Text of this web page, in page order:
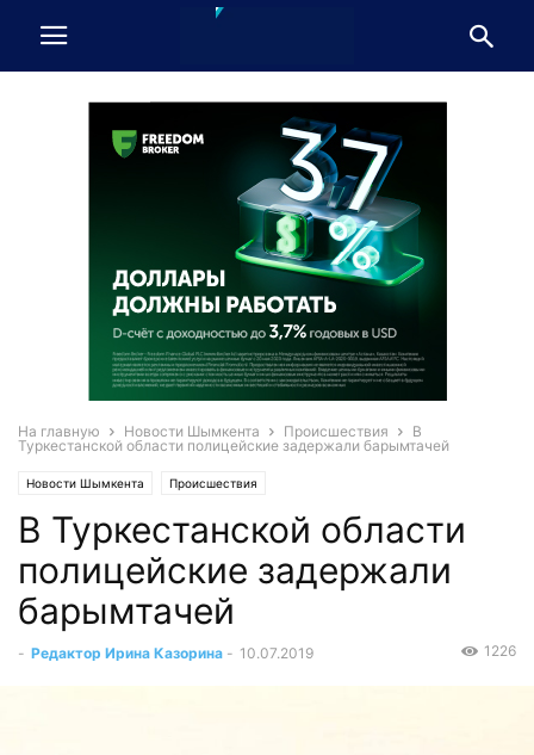
На главную Новости Шымкента Происшествия
В
Туркестанской области полицейские задержали барымтачей
Новости Шымкента Происшествия
В Туркестанской области
полицейские задержали
барымтачей
- Редактор Ирина Казорина - 10.07.2019 1226